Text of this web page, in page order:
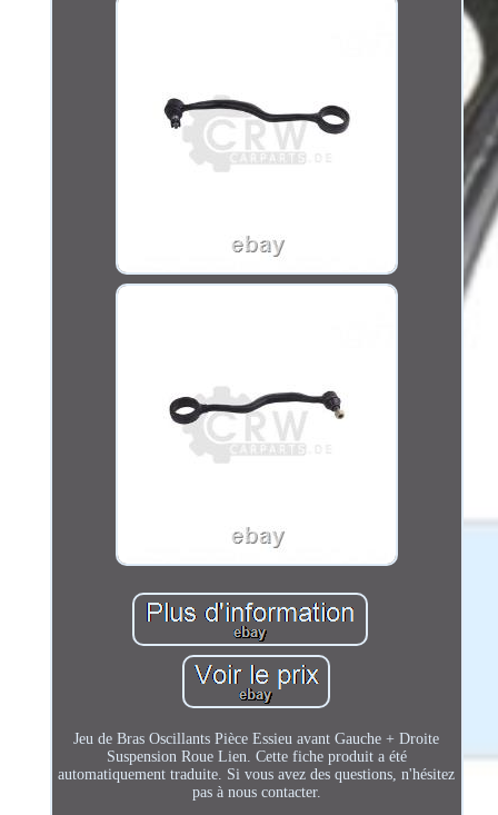
Jeu de Bras Oscillants Pièce Essieu avant Gauche + Droite
Suspension Roue Lien. Cette fiche produit a été
automatiquement traduite. Si vous avez des questions, n'hésitez
pas à nous contacter.